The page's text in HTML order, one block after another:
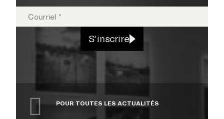
S'inscrire
POUR TOUTES LES ACTUALITÉS